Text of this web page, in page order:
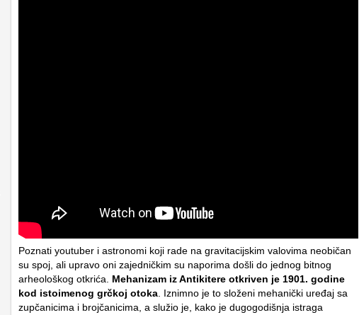
Poznati youtuber i astronomi koji rade na gravitacijskim valovima neobičan
su spoj, ali upravo oni zajedničkim su naporima došli do jednog bitnog
arheološkog otkrića.
Mehanizam iz Antikitere otkriven je 1901. godine
kod istoimenog grčkoj otoka . Iznimno je to složeni mehanički uređaj sa
zupčanicima i brojčanicima, a služio je, kako je dugogodišnja istraga